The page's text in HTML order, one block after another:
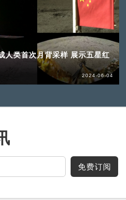
人类首次月背采样 展示五星红
2024-06-04
免费订阅